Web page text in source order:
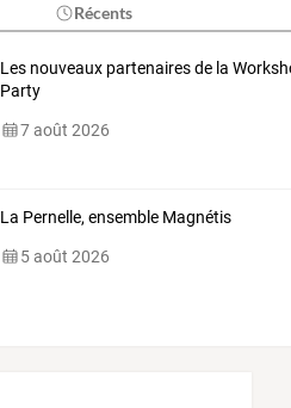
Récents
Les nouveaux partenaires de la
Party
7 août 2026
La Pernelle, ensemble Magnétis
5 août 2026